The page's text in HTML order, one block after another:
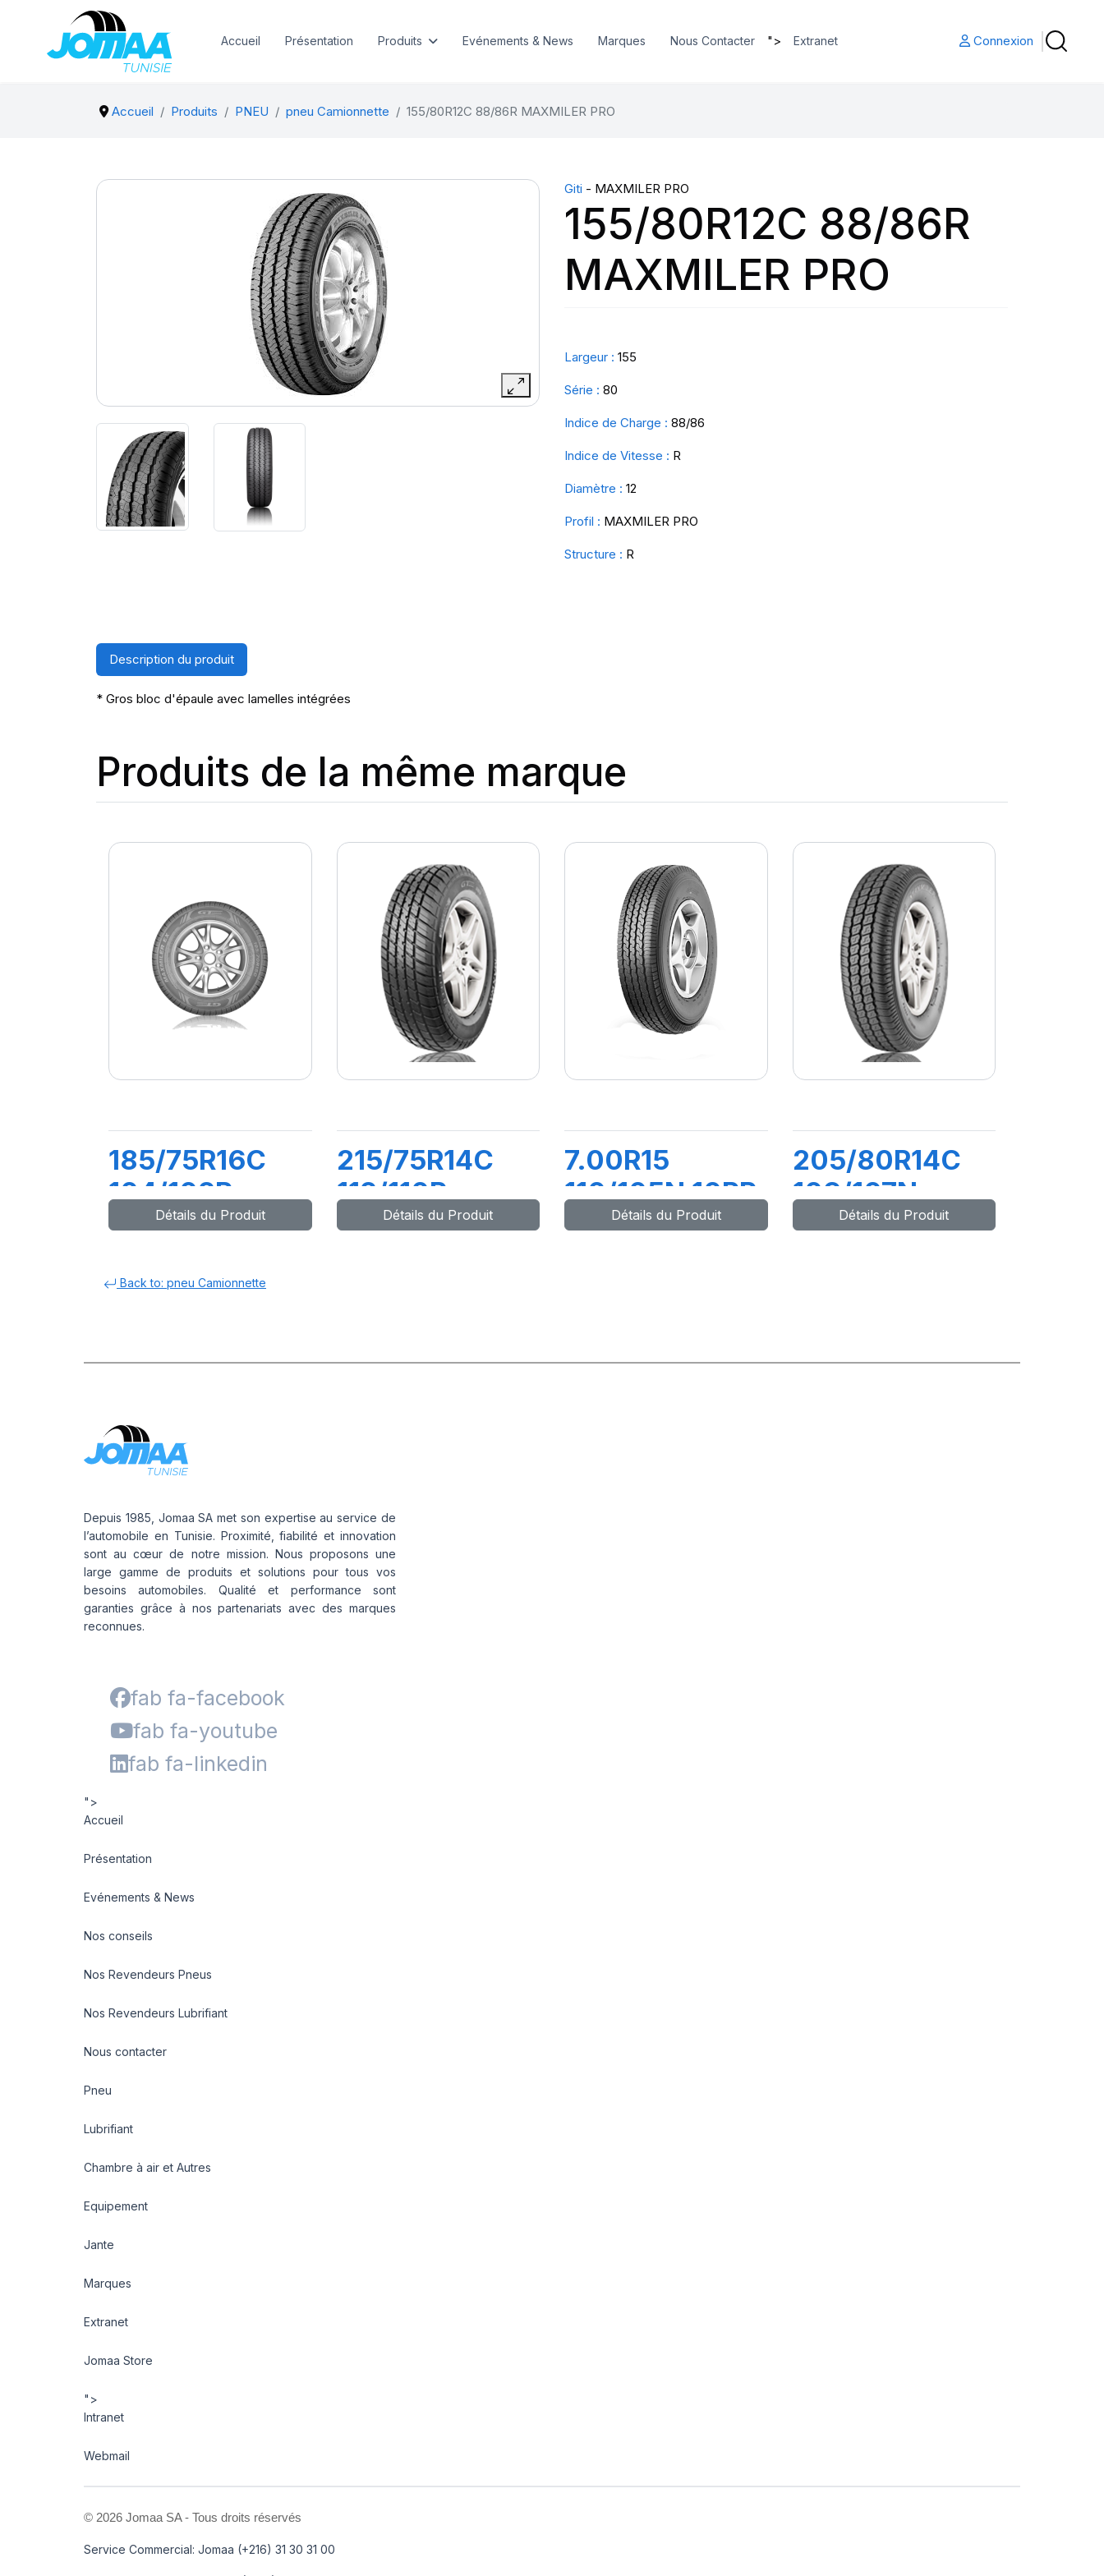
Accueil Présentation Produits Evénements & News Marques Nous Contacter "> Extranet Connexion
Accueil Produits PNEU pneu Camionnette 155/80R12C 88/86R MAXMILER PRO
Giti - MAXMILER PRO
155/80R12C 88/86R
MAXMILER PRO
Largeur : 155
Série : 80
Indice de Charge : 88/86
Indice de Vitesse : R
Diamètre : 12
Profil : MAXMILER PRO
Structure : R
Description du produit
* Gros bloc d'épaule avec lamelles intégrées
Produits de la même marque
185/75R16C
104/102R
MAXMILER EX
Détails du Produit
215/75R14C
112/110R
MAXWAY
Détails du Produit
7.00R15
110/105N 10PR
SUPERDétails du Produit
205/80R14C
109/107N
MAXMILER-X
Détails du Produit
Back to: pneu Camionnette
Depuis 1985, Jomaa SA met son expertise au service de
l’automobile en Tunisie. Proximité, fiabilité et innovation
sont au cœur de notre mission. Nous proposons une
large gamme de produits et solutions pour tous vos
besoins automobiles. Qualité et performance sont
garanties grâce à nos partenariats avec des marques
reconnues.
fab fa-facebook
fab fa-youtube
fab fa-linkedin
">
Accueil
Présentation
Evénements & News
Nos conseils
Nos Revendeurs Pneus
Nos Revendeurs Lubrifiant
Nous contacter
Pneu
Lubrifiant
Chambre à air et Autres
Equipement
Jante
Marques
Extranet
Jomaa Store
">
Intranet
Webmail
© 2026 Jomaa SA - Tous droits réservés
Service Commercial: Jomaa (+216) 31 30 31 00